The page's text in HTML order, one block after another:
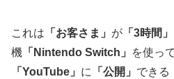
これは 「お客さま」 が 「3時間」
機 「Nintendo Switch」 を使って
「YouTube」 に 「公開」 できる